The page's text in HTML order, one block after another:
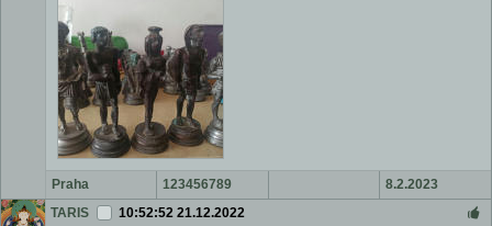
Praha
123456789
CZK
8.2.2023
TARIS
10:52:52 21.12.2022